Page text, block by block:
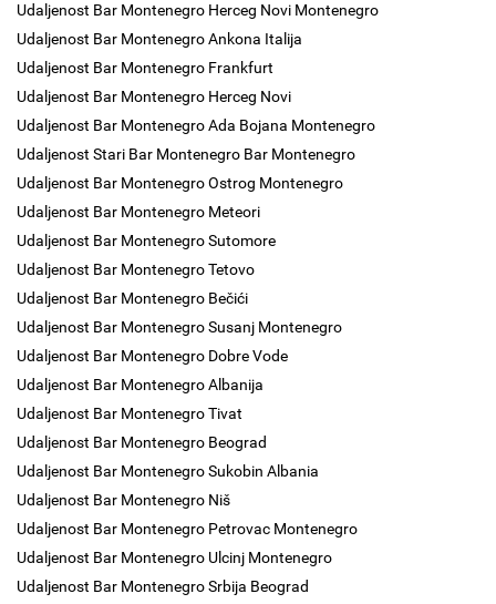
Udaljenost Bar Montenegro Herceg Novi Montenegro
Udaljenost Bar Montenegro Ankona Italija
Udaljenost Bar Montenegro Frankfurt
Udaljenost Bar Montenegro Herceg Novi
Udaljenost Bar Montenegro Ada Bojana Montenegro
Udaljenost Stari Bar Montenegro Bar Montenegro
Udaljenost Bar Montenegro Ostrog Montenegro
Udaljenost Bar Montenegro Meteori
Udaljenost Bar Montenegro Sutomore
Udaljenost Bar Montenegro Tetovo
Udaljenost Bar Montenegro Bečići
Udaljenost Bar Montenegro Susanj Montenegro
Udaljenost Bar Montenegro Dobre Vode
Udaljenost Bar Montenegro Albanija
Udaljenost Bar Montenegro Tivat
Udaljenost Bar Montenegro Beograd
Udaljenost Bar Montenegro Sukobin Albania
Udaljenost Bar Montenegro Niš
Udaljenost Bar Montenegro Petrovac Montenegro
Udaljenost Bar Montenegro Ulcinj Montenegro
Udaljenost Bar Montenegro Srbija Beograd